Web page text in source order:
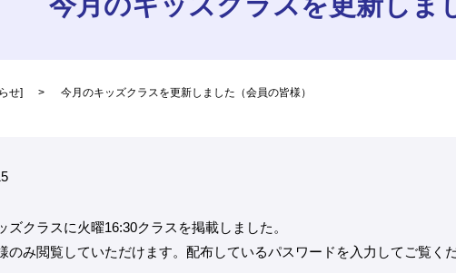
せ] 今月のキッズクラスを更新しました（会員の皆様）
ズクラスに火曜16:30クラスを掲載しました。
のみ閲覧していただけます。配布しているパスワードを入力してご覧くだ